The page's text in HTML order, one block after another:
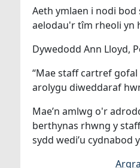
Aeth ymlaen i nodi
aelodau'r tîm rheoli yn
Dywedodd Ann Lloyd,
“Mae staff cartref
arolygu diweddaraf
Mae’n amlwg o'r
berthynas rhwng y
sydd wedi’u cydnabod